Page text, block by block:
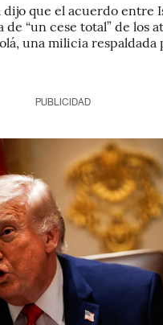
dijo que el acuerdo entre
“un cese total” de los
una milicia respaldada
PUBLICIDAD